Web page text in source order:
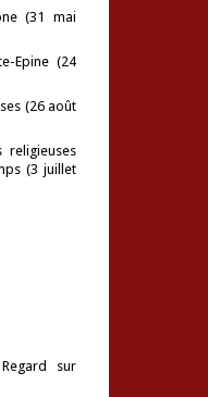
(31 mai
Epine (24
(26 août
religieuses
(3 juillet
sur